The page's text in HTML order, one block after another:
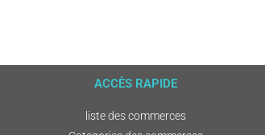
ACCÈS RAPIDE
liste des commerces